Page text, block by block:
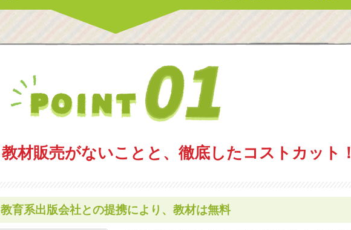
教材販売がないことと、徹底したコストカット！
教育系出版会社との提携により、 教材は無料